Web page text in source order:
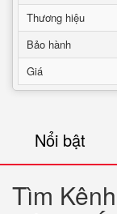
Thương hiệu
Bảo hành
Giá
Nổi bật
Tìm